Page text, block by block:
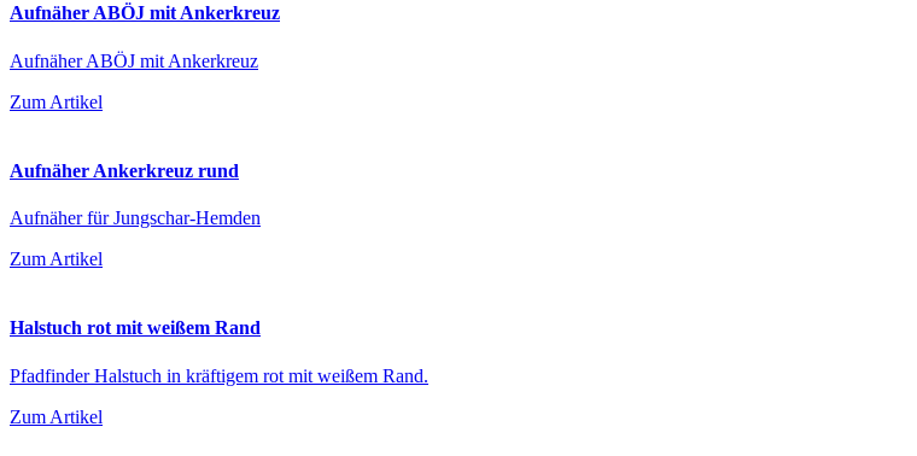
Aufnäher ABÖJ mit Ankerkreuz
Aufnäher ABÖJ mit Ankerkreuz
Zum Artikel
Aufnäher Ankerkreuz rund
Aufnäher für Jungschar-Hemden
Zum Artikel
Halstuch rot mit weißem Rand
Pfadfinder Halstuch in kräftigem rot mit weißem Rand.
Zum Artikel